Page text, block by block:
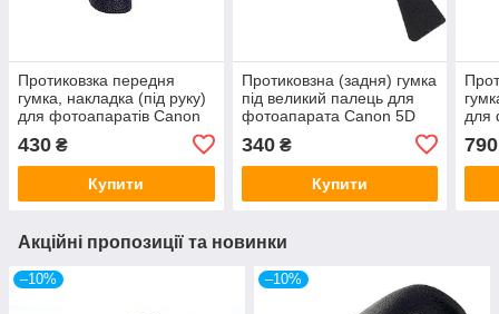
Протиковзка передня
гумка, накладка (під руку)
для фотоапаратів Canon
700D
430 ₴
Купити
Протиковзна (задня) гумка
під великий палець для
фотоапарата Canon 5D
340₴
Купити
для
790
Акційні пропозиції та новинки
–10% –10%